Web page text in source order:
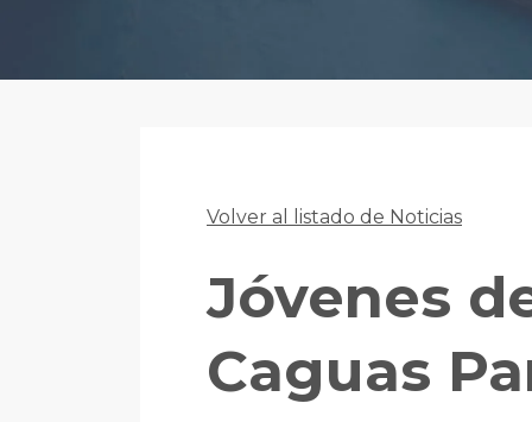
Volver al listado de Noticias
Jóvenes
Caguas